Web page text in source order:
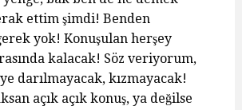
ettim şimdi! Benden
yok! Konuşulan herşey
kalacak! Söz veriyorum,
darılmayacak, kızmayacak!
açık açık konuş, ya değilse